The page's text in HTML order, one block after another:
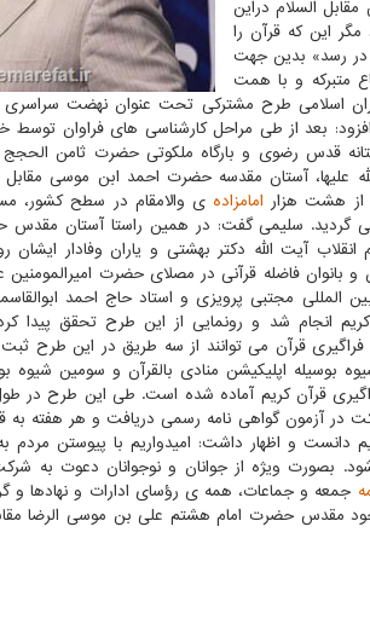
السلام دراین
این که قرآن را
رسد» بدین جهت
متبرکه و با همت
ایران اسلامی طرح مشترکی تحت عنوان نهضت
بعد از طی مراحل کارشناسی های فراوان توسط
قدس رضوی و بارگاه ملکوتی حضرت ثامن الحجج
علیها، آستان مقدسه حضرت احمد ابن موسی
از هشت هزار امامزاده ی والامقام در سطح کشور،
گردید. سلیمی گفت: در همین راستا آستان مقدس
آیت الله دکتر بهشتی و یاران وفادار
بانوان فاضله قرآنی در مصلای حضرت
المللی مجتبی پرویزی و استاد حاج احمد
انجام شد و رونمایی از این طرح تحقق پیدا
قرآن می توانند از سه طریق در این طرح
بوسیله اپلیکیشن منادی بالقرآن و سومین شیوه
فراگیری قرآن کریم آماده شده است. طی این طرح در
در آزمون گواهی نامه رسمی دریافت و هر هفته
و اظهار داشت: امیدواریم با پیوستن
بصورت ویژه از جوانان و نوجوانان دعوت به
جمعه و جماعات، همه ی رؤسای ادارات و نهادها
مقدس حضرت امام هشتم علی بن موسی الرضا